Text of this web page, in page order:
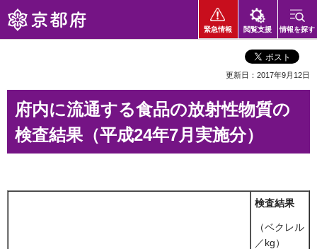
京都府
緊急情報 閲覧支援 情報を探す
更新日：2017年9月12日
府内に流通する食品の放射性物質の
検査結果（平成24年7月実施分）
検査結果
（ベクレル
／kg）